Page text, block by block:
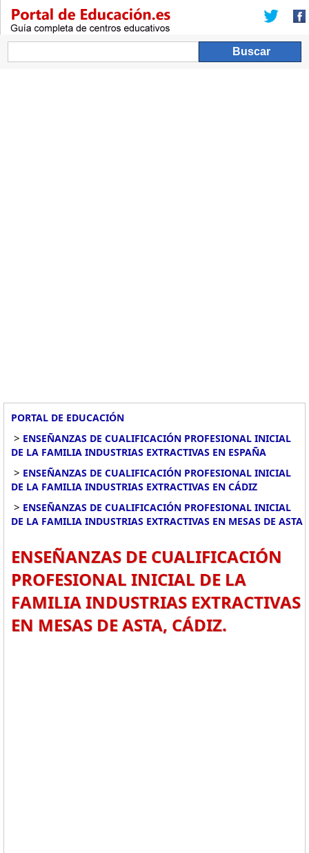
PORTAL DE EDUCACIÓN
> ENSEÑANZAS DE CUALIFICACIÓN PROFESIONAL INICIAL
DE LA FAMILIA INDUSTRIAS EXTRACTIVAS EN ESPAÑA
> ENSEÑANZAS DE CUALIFICACIÓN PROFESIONAL INICIAL
DE LA FAMILIA INDUSTRIAS EXTRACTIVAS EN CÁDIZ
> ENSEÑANZAS DE CUALIFICACIÓN PROFESIONAL INICIAL
DE LA FAMILIA INDUSTRIAS EXTRACTIVAS EN MESAS DE ASTA
ENSEÑANZAS DE CUALIFICACIÓN
PROFESIONAL INICIAL DE LA
FAMILIA INDUSTRIAS EXTRACTIVAS
EN MESAS DE ASTA, CÁDIZ.